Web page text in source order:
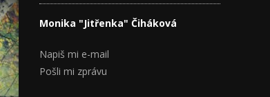
Monika "Jitřenka" Čiháková
Napiš mi e-mail
Pošli mi zprávu